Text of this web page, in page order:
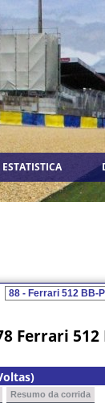
ESTATISTICA
Ferrari 512
Resumo da corrida